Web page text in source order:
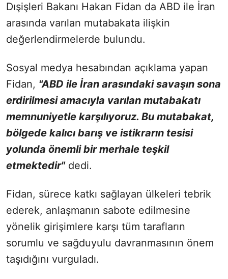
Dışişleri Bakanı Hakan Fidan da ABD ile İran
arasında varılan mutabakata ilişkin
değerlendirmelerde bulundu.
Sosyal medya hesabından açıklama yapan
Fidan, "ABD ile İran arasındaki savaşın sona
erdirilmesi amacıyla varılan mutabakatı
memnuniyetle karşılıyoruz. Bu mutabakat,
bölgede kalıcı barış ve istikrarın tesisi
yolunda önemli bir merhale teşkil
etmektedir"dedi.
Fidan, sürece katkı sağlayan ülkeleri tebrik
ederek, anlaşmanın sabote edilmesine
yönelik girişimlere karşı tüm tarafların
sorumlu ve sağduyulu davranmasının önem
taşıdığını vurguladı.